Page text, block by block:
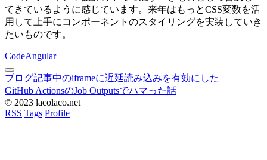
てきているように感じています。来年はもっとCSS変数を活
用して上手にコンポーネントのスタイリングを実装していき
たいものです。
CodeAngular
ブログ記事中のiframeに遅延読み込みを有効にした
GitHub ActionsのJob Outputsでハマった話
© 2023 lacolaco.net
RSS Tags Profile